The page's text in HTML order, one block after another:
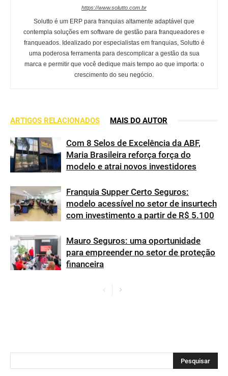
https://www.solutto.com.br
Solutto é um ERP para franquias altamente adaptável que
contempla soluções em software de gestão para franqueadores e
franqueados. Idealizado por especialistas em franquias, Solutto é
uma poderosa ferramenta para descomplicar a gestão da sua
marca e permitir que você dedique mais tempo ao que importa: o
crescimento do seu negócio.
ARTIGOS RELACIONADOS MAIS DO AUTOR
Com 8 Selos de Excelência da ABF,
Maria Brasileira reforça força do
modelo e atrai novos investidores
Franquia Supper Certo Seguros:
modelo acessível no setor de insurtech
com investimento a partir de R$ 5.100
Mauro Seguros: uma oportunidade
para empreender no setor de proteção
financeira